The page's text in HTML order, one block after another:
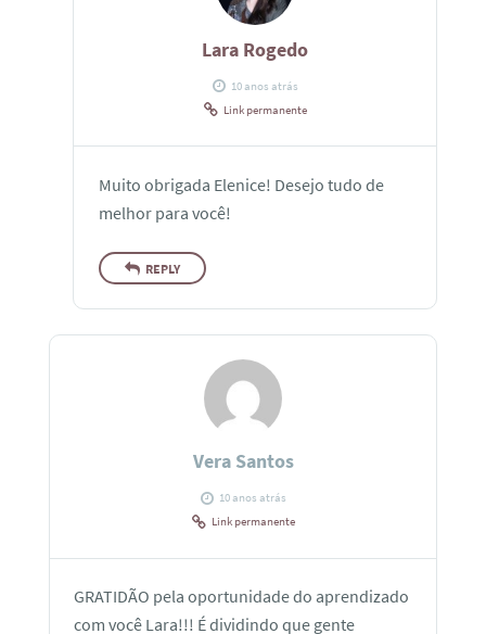
Lara Rogedo
10 anos atrás
Link permanente
Muito obrigada Elenice! Desejo tudo de
melhor para você!
REPLY
Vera Santos
10 anos atrás
Link permanente
GRATIDÃO pela oportunidade do aprendizado
com você Lara!!! É dividindo que gente